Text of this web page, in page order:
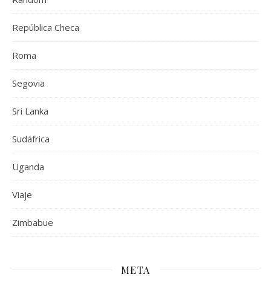
República Checa
Roma
Segovia
Sri Lanka
Sudáfrica
Uganda
Viaje
Zimbabue
META